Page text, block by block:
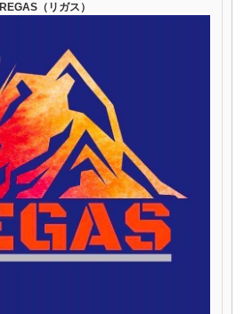
REGAS（リガス）